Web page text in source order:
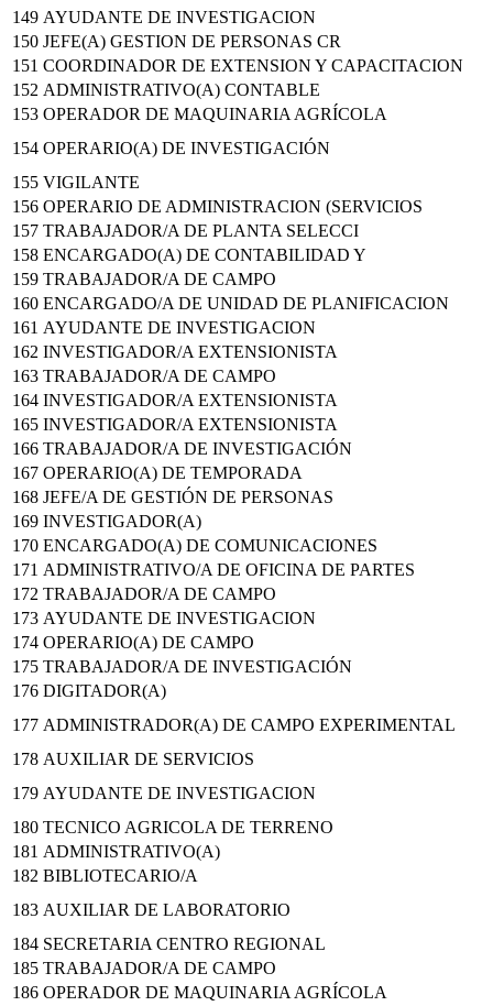
149 AYUDANTE DE INVESTIGACION
150 JEFE(A) GESTION DE PERSONAS CR
151 COORDINADOR DE EXTENSION Y CAPACITACION
152 ADMINISTRATIVO(A) CONTABLE
153 OPERADOR DE MAQUINARIA AGRÍCOLA
154 OPERARIO(A) DE INVESTIGACIÓN
155 VIGILANTE
156 OPERARIO DE ADMINISTRACION (SERVICIOS
157 TRABAJADOR/A DE PLANTA SELECCI
158 ENCARGADO(A) DE CONTABILIDAD Y
159 TRABAJADOR/A DE CAMPO
160 ENCARGADO/A DE UNIDAD DE PLANIFICACION
161 AYUDANTE DE INVESTIGACION
162 INVESTIGADOR/A EXTENSIONISTA
163 TRABAJADOR/A DE CAMPO
164 INVESTIGADOR/A EXTENSIONISTA
165 INVESTIGADOR/A EXTENSIONISTA
166 TRABAJADOR/A DE INVESTIGACIÓN
167 OPERARIO(A) DE TEMPORADA
168 JEFE/A DE GESTIÓN DE PERSONAS
169 INVESTIGADOR(A)
170 ENCARGADO(A) DE COMUNICACIONES
171 ADMINISTRATIVO/A DE OFICINA DE PARTES
172 TRABAJADOR/A DE CAMPO
173 AYUDANTE DE INVESTIGACION
174 OPERARIO(A) DE CAMPO
175 TRABAJADOR/A DE INVESTIGACIÓN
176 DIGITADOR(A)
177 ADMINISTRADOR(A) DE CAMPO EXPERIMENTAL
178 AUXILIAR DE SERVICIOS
179 AYUDANTE DE INVESTIGACION
180 TECNICO AGRICOLA DE TERRENO
181 ADMINISTRATIVO(A)
182 BIBLIOTECARIO/A
183 AUXILIAR DE LABORATORIO
184 SECRETARIA CENTRO REGIONAL
185 TRABAJADOR/A DE CAMPO
186 OPERADOR DE MAQUINARIA AGRÍCOLA